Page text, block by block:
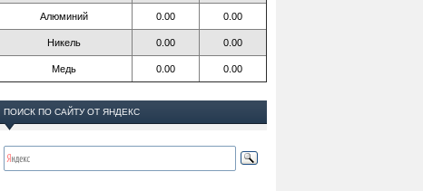
Алюминий 0.00 0.00
Никель 0.00 0.00
Медь 0.00 0.00
ПОИСК ПО САЙТУ ОТ ЯНДЕКС